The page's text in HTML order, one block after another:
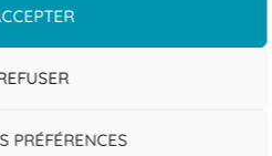
PRÉFÉRENCES